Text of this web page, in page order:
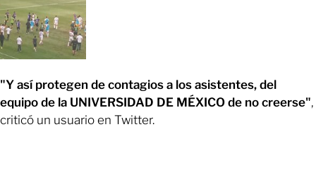
"Y así protegen de contagios a los asistentes, del
equipo de la UNIVERSIDAD DE MÉXICO de no creerse",
criticó un usuario en Twitter.